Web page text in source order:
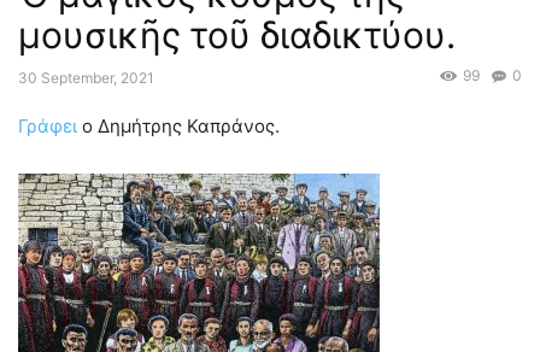
Τραγούδια πατριωτικά
μουσικῆς τοῦ διαδικτύου.
30 September, 2021 0
99
Γράφει ο Δημήτρης Καπράνος.